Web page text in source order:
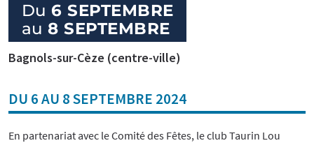
Du 6 SEPTEMBRE
au8 SEPTEMBRE
Bagnols-sur-Cèze (centre-ville)
DU 6 AU 8 SEPTEMBRE 2024
En partenariat avec le Comité des Fêtes, le club Taurin Lou